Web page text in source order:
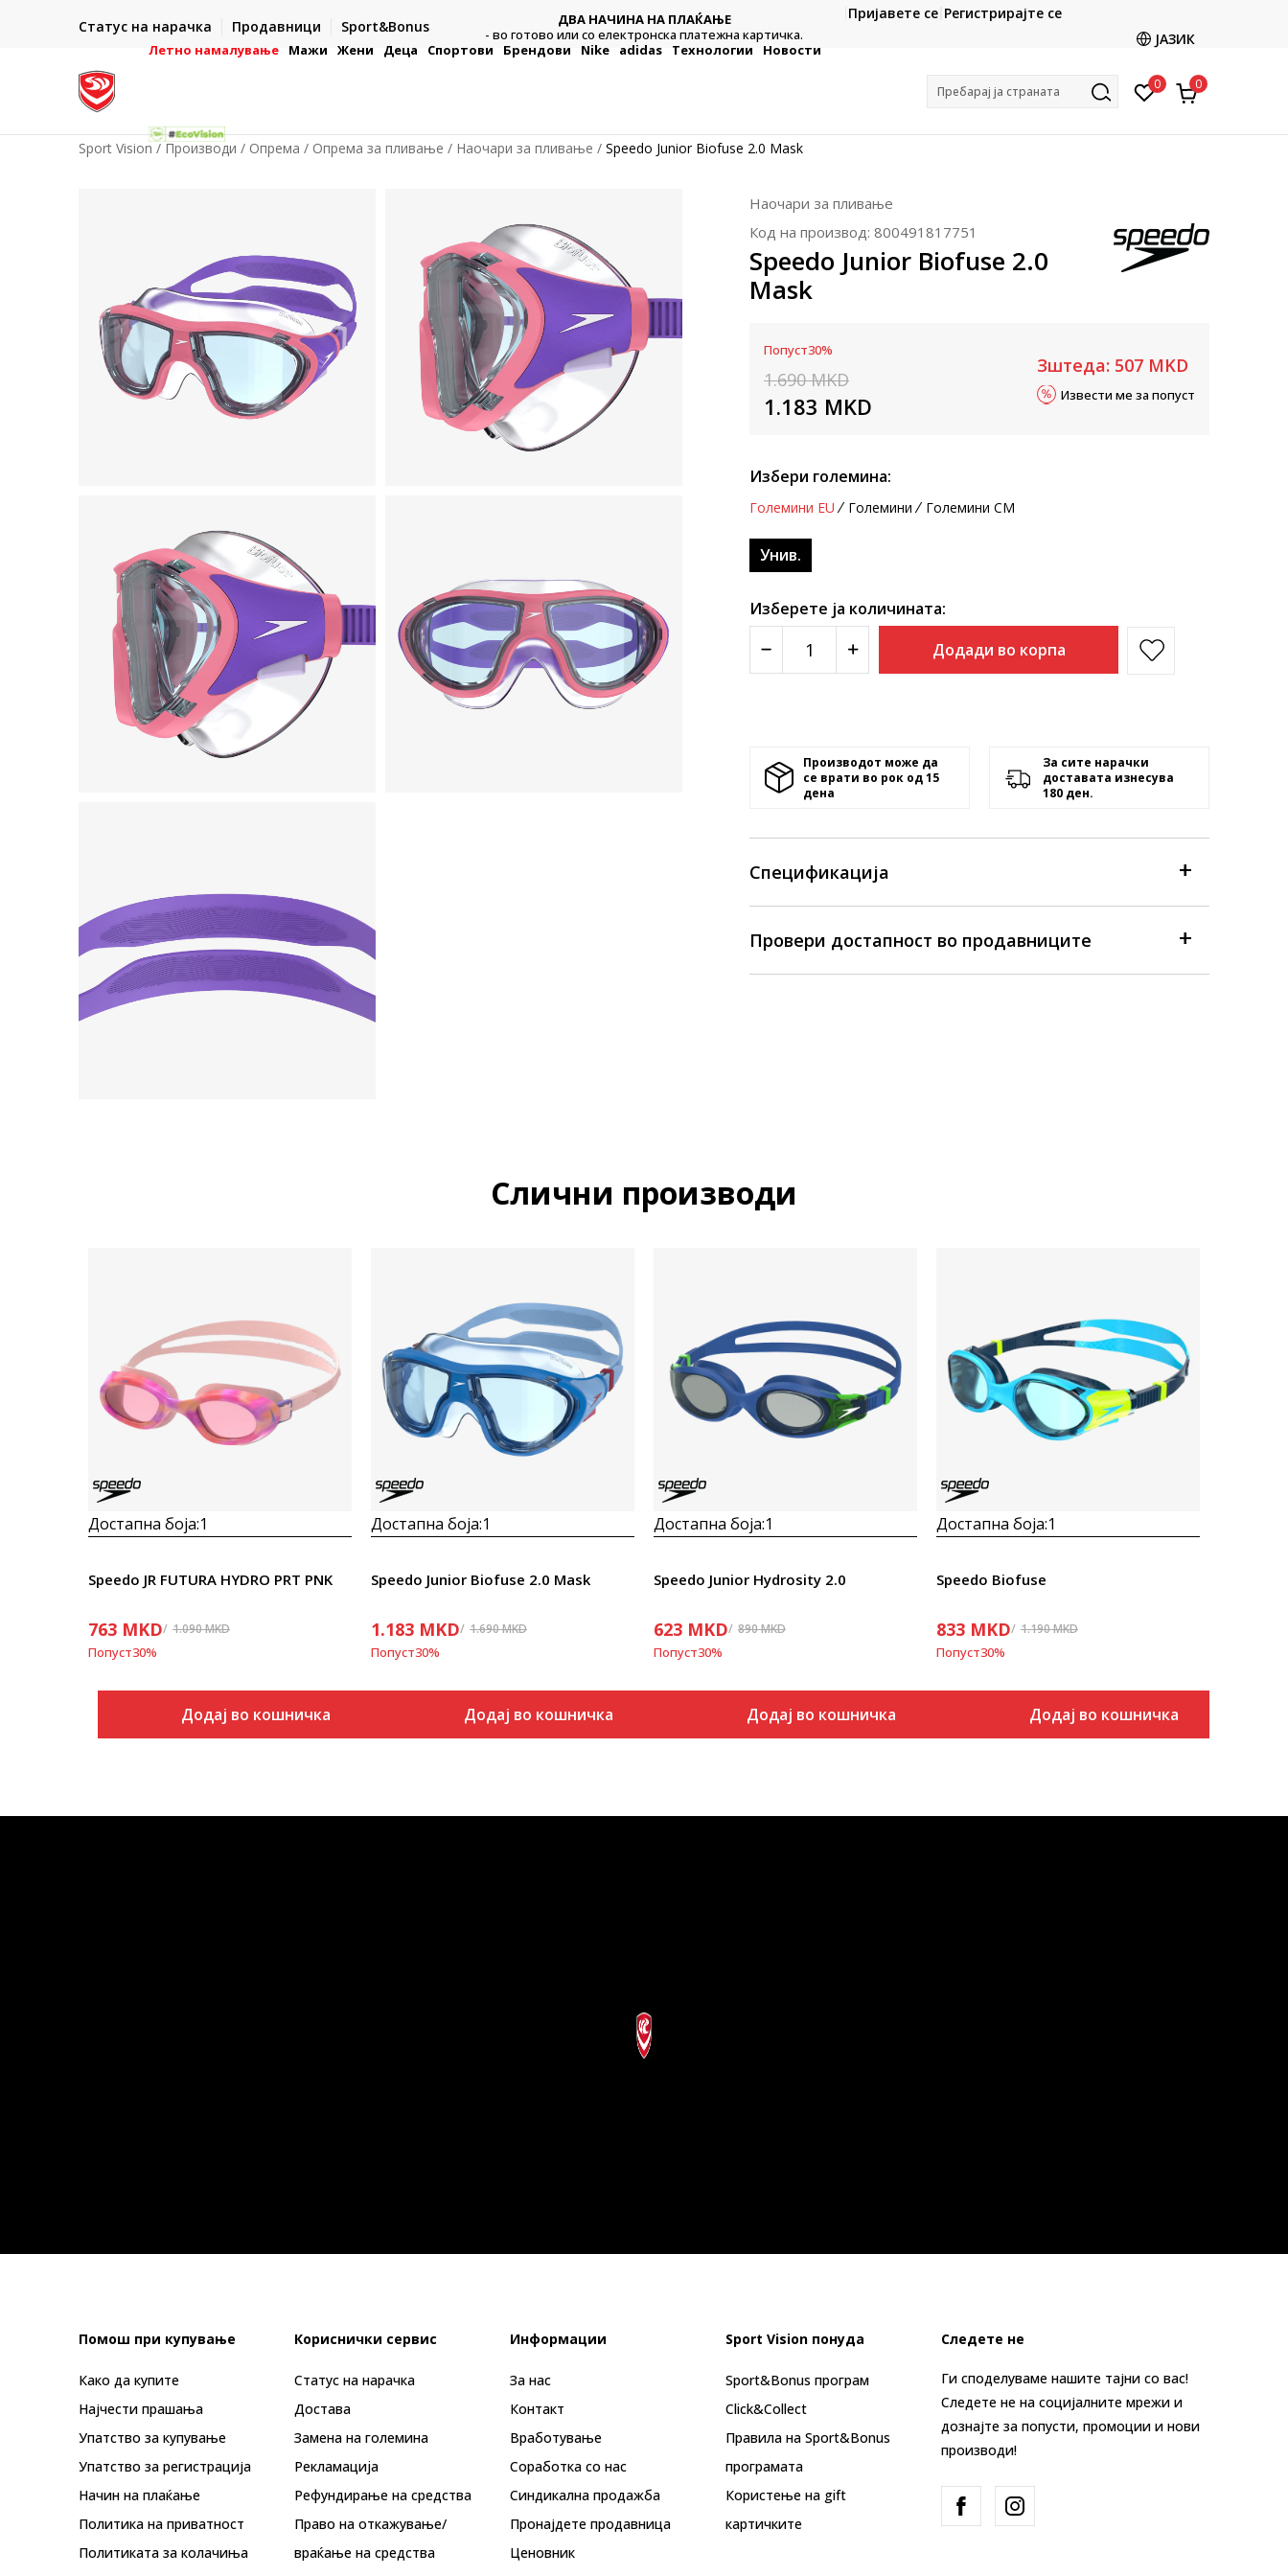
Статус на нарачка Продавници Sport&Bonus
- на сите нарачки во готово или со електронска платежна
ДВА НАЧИНА НА ПЛАЌАЊЕ
- во готово или со електронска платежна картичка.
CLICK & COLLECT
Платете со картичка online и подигнете во продавницата
Пријавете се Регистрирајте се
ЈАЗИК
Летно намалување Мажи Жени Деца Спортови Брендови Nike adidas Технологии Новости
Пребарај ја страната 0 0
Sport Vision Производи Опрема Опрема за пливање Наочари за пливање Speedo Junior Biofuse 2.0 Mask
Наочари за пливање
Код на производ: 800491817751
Speedo Junior Biofuse 2.0
Mask
Попуст30%
1.690 MKD
1.183 MKD
Зштеда: 507 MKD
Извести ме за попуст
Избери големина:
Големини EU Големини Големини CM
Унив.
Изберете ја количината:
Додади во корпа
Производот може да
се врати во рок од 15
денa
За сите нарачки
доставата изнесува
180 ден.
Спецификација
Провери достапност во продавниците
Слични производи
Достапна боја:1
Speedo JR FUTURA HYDRO PRT PNK
763 MKD 1.090MKD
Попуст30%
Додај во кошничка
Достапна боја:1
Speedo Junior Biofuse 2.0 Mask
1.183 MKD 1.690MKD
Попуст30%
Додај во кошничка
Достапна боја:1
Speedo Junior Hydrosity 2.0
623 MKD 890MKD
Попуст30%
Додај во кошничка
Достапна боја:1
Speedo Biofuse
833 MKD 1.190MKD
Попуст30%
Додај во кошничка
Помош при купување
Како да купите
Најчести прашања
Упатство за купување
Упатство за регистрација
Начин на плаќање
Политика на приватност
Политиката за колачиња
Кориснички сервис
Статус на нарачка
Достава
Замена на големина
Рекламациja
Рефундирање на средства
Право на откажување/
враќање на средства
Информации
За нас
Контакт
Вработување
Соработка со нас
Синдикална продажба
Пронајдете продавница
Ценовник
Sport Vision понуда
Sport&Bonus програм
Click&Collect
Правила на Sport&Bonus
програмата
Користење на gift
картичките
Следете не
Ги споделуваме нашите тајни со вас!
Следете не на социјалните мрежи и
дознајте за попусти, промоции и нови
производи!